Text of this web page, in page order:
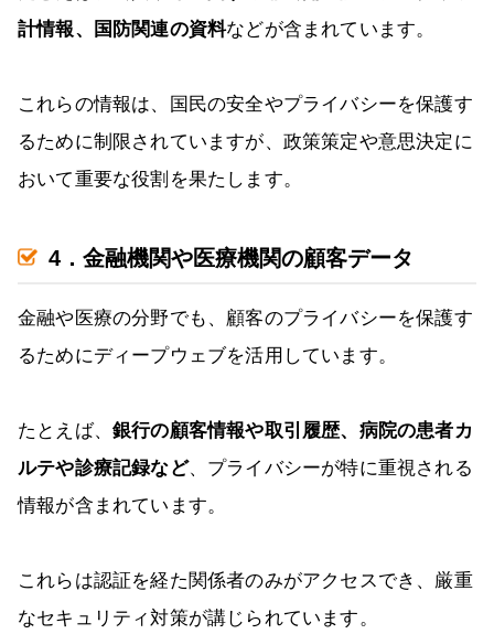
計情報、国防関連の資料などが含まれています。
これらの情報は、国民の安全やプライバシーを保護す
るために制限されていますが、政策策定や意思決定に
おいて重要な役割を果たします。
4．金融機関や医療機関の顧客データ
金融や医療の分野でも、顧客のプライバシーを保護す
るためにディープウェブを活用しています。
たとえば、 銀行の顧客情報や取引履歴、病院の患者カ
ルテや診療記録など、プライバシーが特に重視される
情報が含まれています。
これらは認証を経た関係者のみがアクセスでき、厳重
なセキュリティ対策が講じられています。